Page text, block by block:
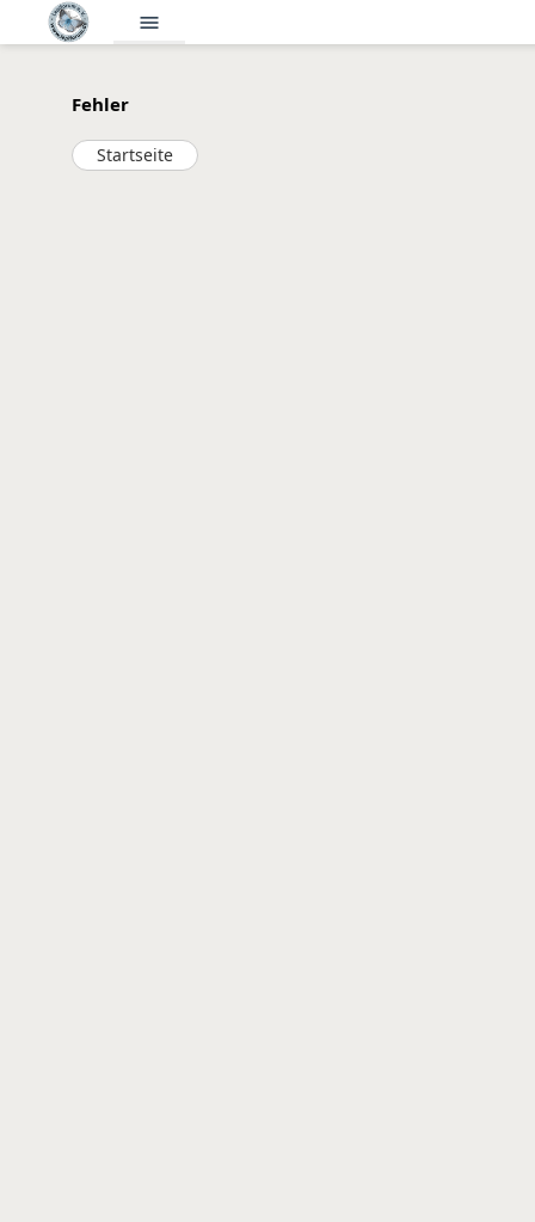
menu
Fehler
Startseite